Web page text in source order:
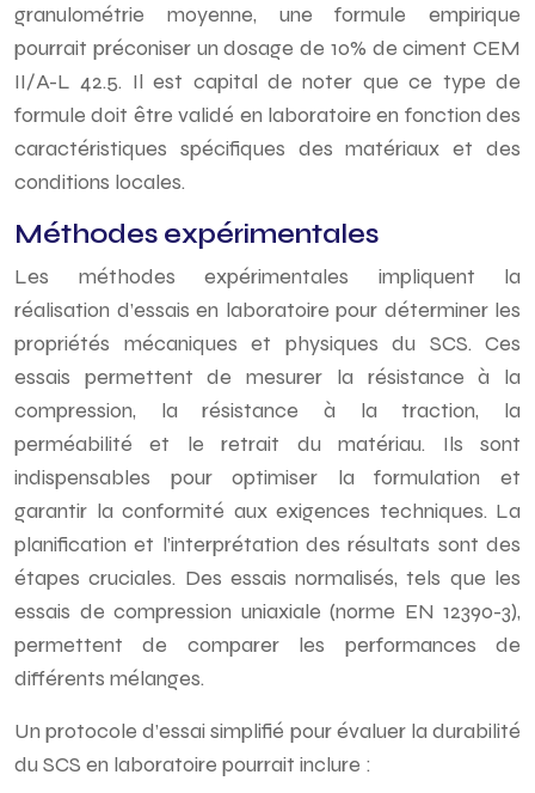
granulométrie moyenne, une formule empirique
pourrait préconiser un dosage de 10% de ciment CEM
II/A-L 42.5. Il est capital de noter que ce type de
formule doit être validé en laboratoire en fonction des
caractéristiques spécifiques des matériaux et des
conditions locales.
Méthodes expérimentales
Les méthodes expérimentales impliquent la
réalisation d’essais en laboratoire pour déterminer les
propriétés mécaniques et physiques du SCS. Ces
essais permettent de mesurer la résistance à la
compression, la résistance à la traction, la
perméabilité et le retrait du matériau. Ils sont
indispensables pour optimiser la formulation et
garantir la conformité aux exigences techniques. La
planification et l’interprétation des résultats sont des
étapes cruciales. Des essais normalisés, tels que les
essais de compression uniaxiale (norme EN 12390-3),
permettent de comparer les performances de
différents mélanges.
Un protocole d’essai simplifié pour évaluer la durabilité
du SCS en laboratoire pourrait inclure :